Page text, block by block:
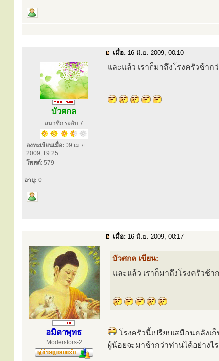
เมื่อ: 16 มิ.ย. 2009, 00:10
บัวศกล
สมาชิก ระดับ 7
ลงทะเบียนเมื่อ: 09 เม.ย.
2009, 19:25
โพสต์: 579
อายุ: 0
และแล้ว เราก็มาถึงโรงครัวช้า
เมื่อ: 16 มิ.ย. 2009, 00:17
อมิตาพุทธ
Moderators-2
บัวศกล เขียน:
และแล้ว เราก็มาถึงโรงครัวช้
โรงครัวนี้เปรียบเสมือนคลังเ
ผู้น้อยจะมาช้ากว่าท่านได้อย่างไ